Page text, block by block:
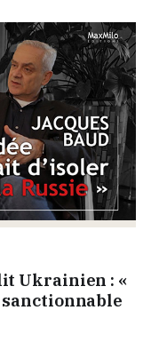
Ukrainien : «